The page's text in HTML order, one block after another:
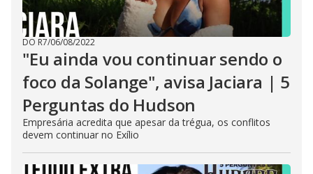
DO R7/06/08/2022
"Eu ainda vou continuar sendo o
foco da Solange", avisa Jaciara | 5
Perguntas do Hudson
Empresária acredita que apesar da trégua, os conflitos
devem continuar no Exílio